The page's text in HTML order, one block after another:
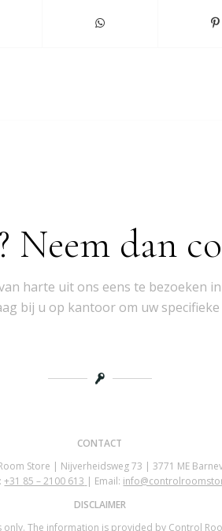
Neem dan
harte uit ons eens te bezoeken
bij u op kantoor om uw
CONTACT
Store | Nijverheidsweg 73 | 3771 ME
+31 85 – 2100 613 | Email:
DISCLAIMER
The information is provided by Control